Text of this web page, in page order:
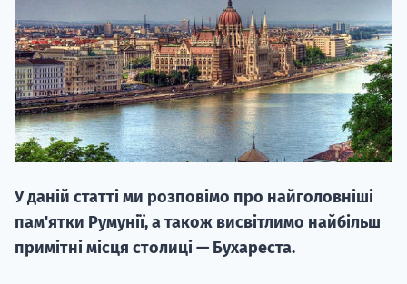
У даній статті ми розповімо про найголовніші
пам'ятки Румунії, а також висвітлимо найбільш
примітні місця столиці — Бухареста.
20.09
"Навчання
вступ на